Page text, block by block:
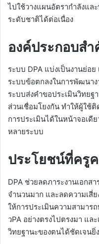
ไปใช้วางแผนอัตรากำลังแ
ระดับชาติได้ต่อเนื่อง
องค์ประกอบส
ระบบ DPA แบ่งเป็นงานย่อ
ระบบข้อตกลงในการพัฒนา
ระบบส่งคำขอประเมินวิทยฐ
ส่วนเชื่อมโยงกัน ทำให้ผู้ใช้
การประเมินได้ในหน้าจอเดี
หลายระบบ
ประโยชน์ที่ครู
DPA ช่วยลดภาระงานเอกส
จำนวนมาก และลดความเสี่
ให้การประเมินความสามา
วPA อย่างตรงไปตรงมา แล
วิทยฐานะของตนได้ชัดเจนยิ่